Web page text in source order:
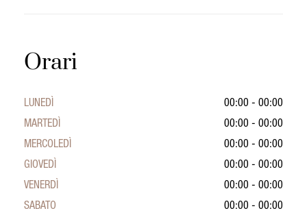
Orari
LUNEDÌ
00:00 - 00:00
MARTEDÌ
00:00 - 00:00
MERCOLEDÌ
00:00 - 00:00
GIOVEDÌ
00:00 - 00:00
VENERDÌ
00:00 - 00:00
SABATO
00:00 - 00:00